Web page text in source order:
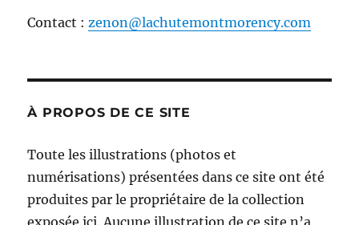
Contact :zenon@lachutemontmorency.com
À PROPOS DE CE SITE
Toute les illustrations (photos et
numérisations) présentées dans ce site ont été
produites par le propriétaire de la collection
exposée ici. Aucune illustration de ce site n’a